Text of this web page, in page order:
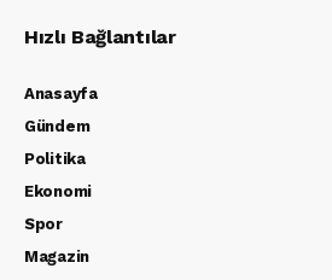
Hızlı Bağlantılar
Anasayfa
Gündem
Politika
Ekonomi
Spor
Magazin